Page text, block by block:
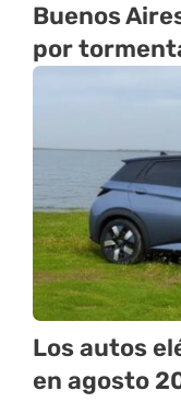
Buenos
por
Los autos
en agosto